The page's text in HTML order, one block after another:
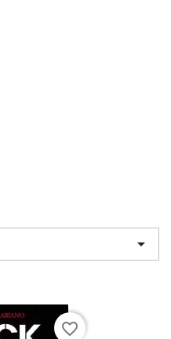

favorite_border